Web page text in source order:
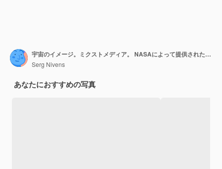
宇宙のイメージ。ミクストメディア。 NASAによって提供された画像の要素
Serg Nivens
あなたにおすすめの写真